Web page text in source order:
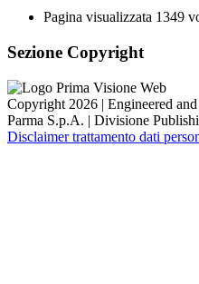
Pagina visualizzata 1349
Sezione Copyright
Copyright 2026 | Engineered
Parma S.p.A. | Divisione
Disclaimer trattamento dati